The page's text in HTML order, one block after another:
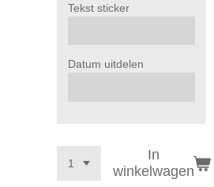
Tekst sticker
Datum uitdelen
In
winkelwagen